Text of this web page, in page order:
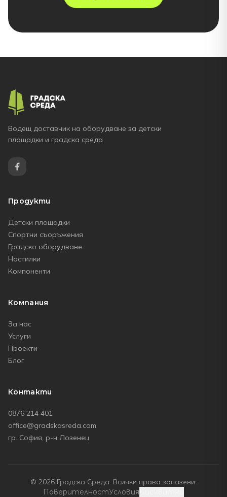
Водещ доставчик на оборудване за детски
площадки и градска среда
Продукти
Детски площадки
Спортни съоръжения
Градско оборудване
Настилки
Компоненти
Компания
За нас
Услуги
Проекти
Блог
Контакти
0876 214 401
office@gradskasreda.com
гр. София, р-н Лозенец
© 2026 Градска Среда. Всички права запазени.
ПоверителностУсловия